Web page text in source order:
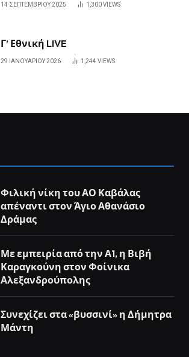
14 ΣΕΠΤΕΜΒΡΊΟΥ 2025 1,300VIEWS
Γ’ Εθνική LIVE
29 ΙΑΝΟΥΑΡΊΟΥ 2026 1,244 VIEWS
Φιλική νίκη του ΑΟ Καβάλας
απέναντι στον Άγιο Αθανάσιο
Δράμας
Με εμπειρία από την Α1, η Βιβή
Καραγκούνη στον Φοίνικα
Αλεξανδρούπολης
Συνεχίζει στα «βυσσινί» η Δήμητρα
Μάντη